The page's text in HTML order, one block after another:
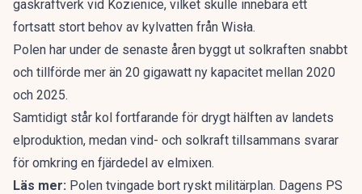
gaskraftverk vid Kozienice, vilket skulle innebära ett
fortsatt stort behov av kylvatten från Wisła.
Polen har under de senaste åren byggt ut solkraften snabbt
och tillförde mer än 20 gigawatt ny kapacitet mellan 2020
och 2025.
Samtidigt står kol fortfarande för drygt hälften av landets
elproduktion, medan vind- och solkraft tillsammans svarar
för omkring en fjärdedel av elmixen.
Läs mer: Polen tvingade bort ryskt militärplan. Dagens PS